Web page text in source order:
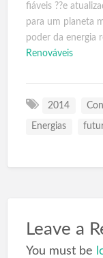
fiáveis ??e
para um planeta
poder da energia
Renováveis
2014
Energias
Leave a
You must be